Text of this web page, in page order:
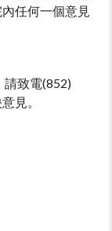
任何一個意見
請致電(852)
見。